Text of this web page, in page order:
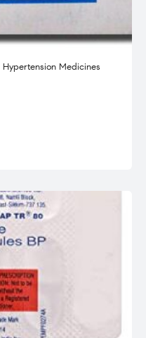
Hypertension Medicines